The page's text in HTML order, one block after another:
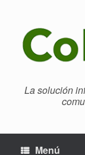
contenido
La solución
Menú